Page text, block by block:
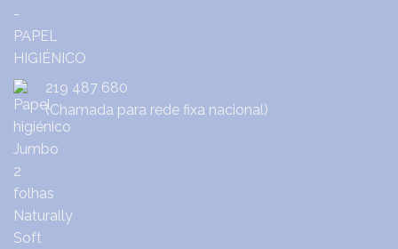
219 487 680
(Chamada para rede fixa nacional)